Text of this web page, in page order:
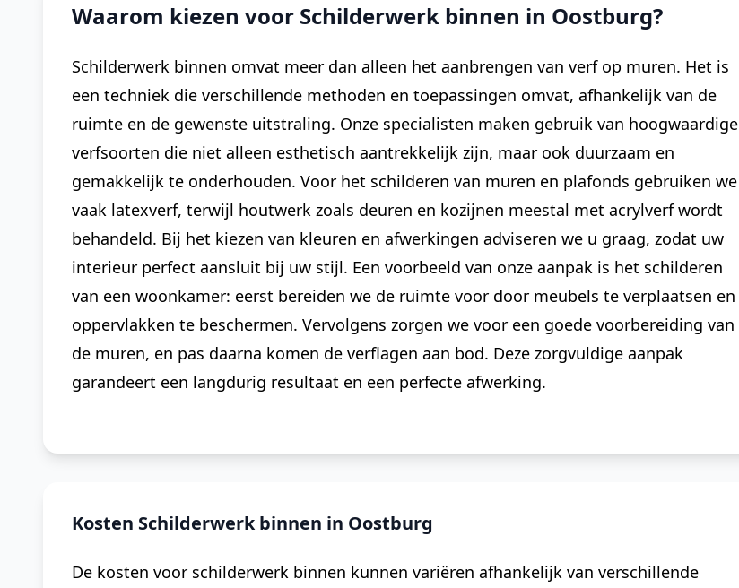
Waarom kiezen voor Schilderwerk binnen in Oostburg?
Schilderwerk binnen omvat meer dan alleen het aanbrengen van verf op muren. Het is
een techniek die verschillende methoden en toepassingen omvat, afhankelijk van de
ruimte en de gewenste uitstraling. Onze specialisten maken gebruik van hoogwaardige
verfsoorten die niet alleen esthetisch aantrekkelijk zijn, maar ook duurzaam en
gemakkelijk te onderhouden. Voor het schilderen van muren en plafonds gebruiken we
vaak latexverf, terwijl houtwerk zoals deuren en kozijnen meestal met acrylverf wordt
behandeld. Bij het kiezen van kleuren en afwerkingen adviseren we u graag, zodat uw
interieur perfect aansluit bij uw stijl. Een voorbeeld van onze aanpak is het schilderen
van een woonkamer: eerst bereiden we de ruimte voor door meubels te verplaatsen en
oppervlakken te beschermen. Vervolgens zorgen we voor een goede voorbereiding van
de muren, en pas daarna komen de verflagen aan bod. Deze zorgvuldige aanpak
garandeert een langdurig resultaat en een perfecte afwerking.
Kosten Schilderwerk binnen in Oostburg
De kosten voor schilderwerk binnen kunnen variëren afhankelijk van verschillende